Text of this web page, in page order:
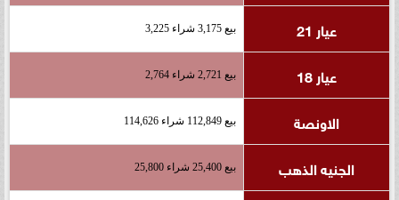
عيار 21 بيع 3,175 شراء 3,225
عيار 18 بيع 2,721 شراء 2,764
الاونصة بيع 112,849 شراء 114,626
الجنيه الذهب بيع 25,400 شراء 25,800